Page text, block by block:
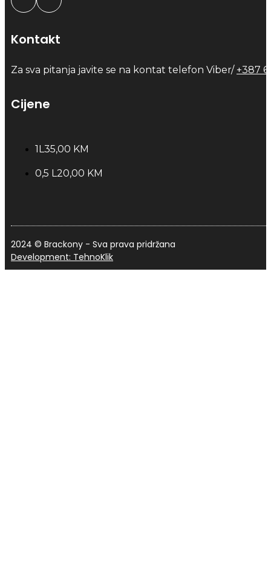
Kontakt
Za sva pitanja javite se na kontat telefon Viber/ +387
Cijene
1L35,00 KM
0,5 L20,00 KM
2024 © Brackony - Sva prava pridržana
Development: TehnoKlik